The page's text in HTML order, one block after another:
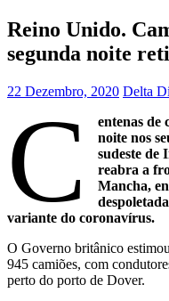
Reino Unido.
segunda noite
22 Dezembro, 2020 Delta
C
entenas de
noite nos
sudeste de
reabra a
Mancha,
variante do coronavírus.
O Governo britânico
945 camiões, com
perto do porto de Dover.